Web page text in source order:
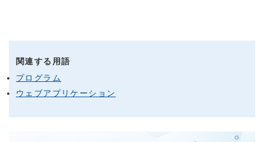
関連する用語
プログラム
ウェブアプリケーション